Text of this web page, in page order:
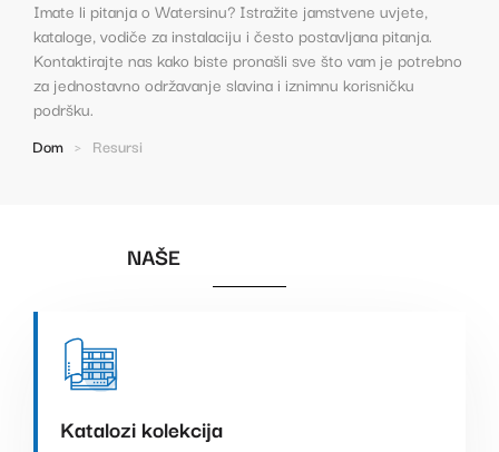
Imate li pitanja o Watersinu? Istražite jamstvene uvjete,
kataloge, vodiče za instalaciju i često postavljana pitanja.
Kontaktirajte nas kako biste pronašli sve što vam je potrebno
za jednostavno održavanje slavina i iznimnu korisničku
podršku.
Dom > Resursi
NAŠE
Katalozi kolekcija